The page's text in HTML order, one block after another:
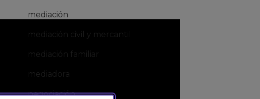
mediación
mediación civil y mercantil
mediación familiar
mediadora
negociación